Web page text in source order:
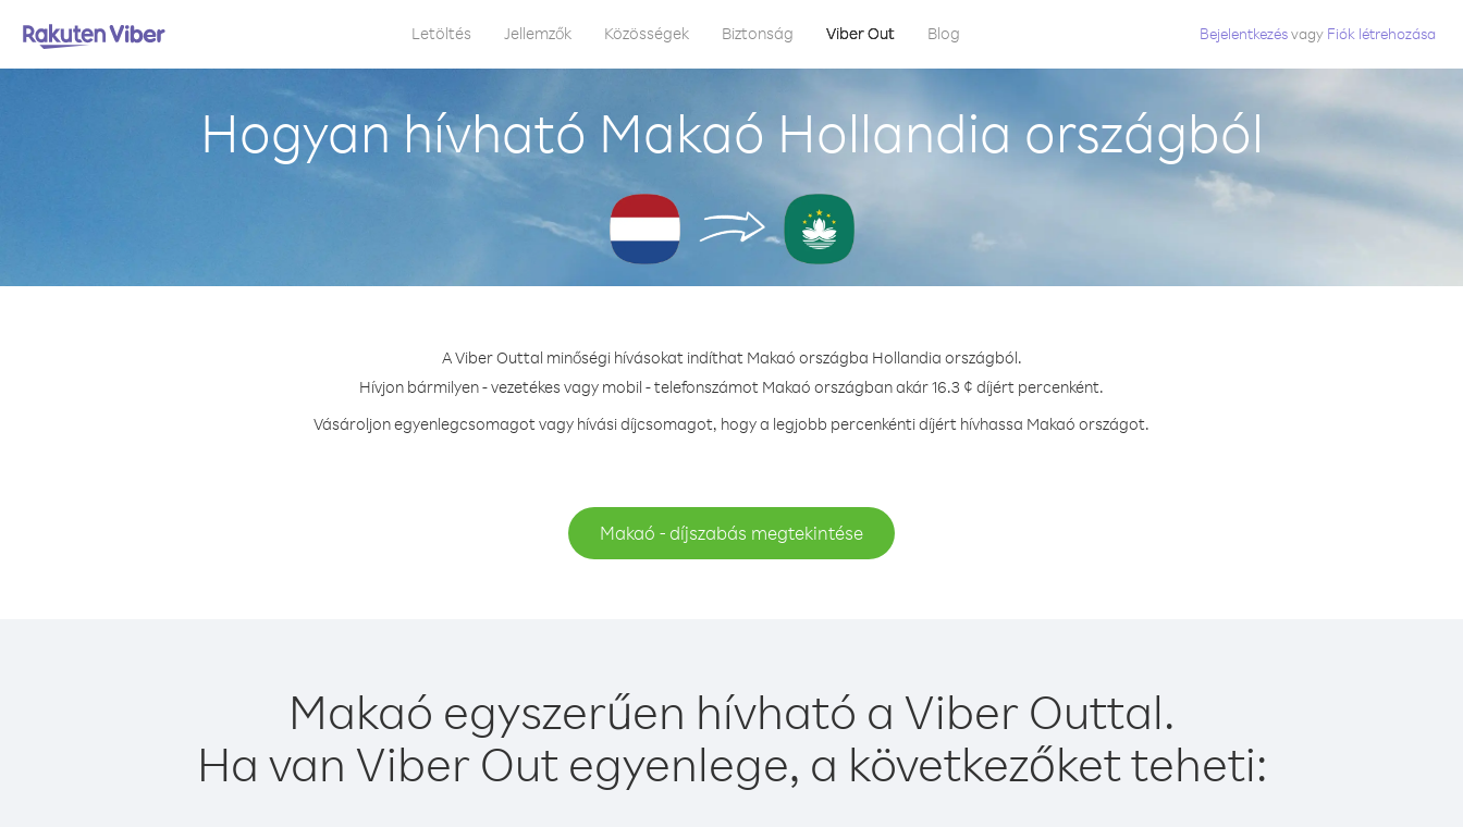
Letöltés Jellemzők Közösségek Biztonság Viber Out Blog Bejelentkezésvagy Fiók létrehozása
Hogyan hívható Makaó Hollandia országból
A Viber Outtal minőségi hívásokat indíthat Makaó országba Hollandia országból.
Hívjon bármilyen - vezetékes vagy mobil - telefonszámot Makaó országban akár 16.3 ¢ díjért percenként.
Vásároljon egyenlegcsomagot vagy hívási díjcsomagot, hogy a legjobb percenkénti díjért hívhassa Makaó országot.
Makaó - díjszabás megtekintése
Makaó egyszerűen hívható a Viber Outtal.
Ha van Viber Out egyenlege, a következőket teheti: